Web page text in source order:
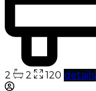
2 2 120 details